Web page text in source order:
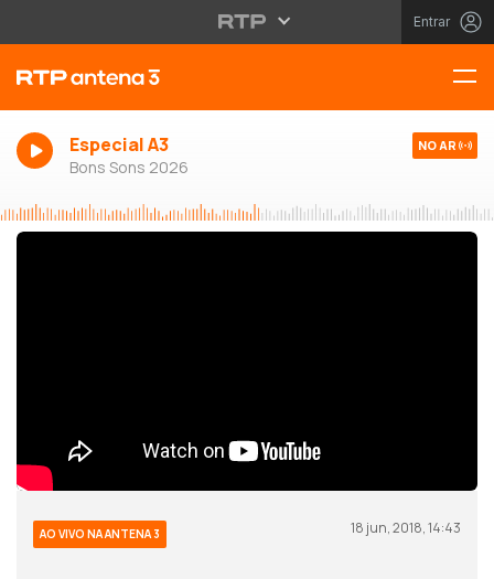
Entrar
Especial A3
Bons Sons 2026
NO AR
AO VIVO NA ANTENA 3 18 jun, 2018, 14:43